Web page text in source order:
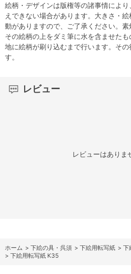
絵柄・デザインは版権等の諸事情によ
えできない場合があります。大きさ・
動がありますので、ご了承ください。素
その絵柄の上をダミ筆に水を含ませた
地に絵柄が刷り込むまで行います。そ
す。
レビュー
レビューはありま
ホーム > 下絵の具・呉須 > 下絵用転写紙 > 下
> 下絵用転写紙 K35